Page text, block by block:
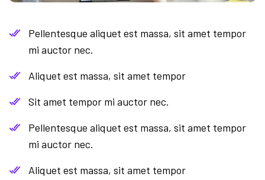
Pellentesque aliquet est massa, sit amet tempor
mi auctor nec.
Aliquet est massa, sit amet tempor
Sit amet tempor mi auctor nec.
Pellentesque aliquet est massa, sit amet tempor
mi auctor nec.
Aliquet est massa, sit amet tempor